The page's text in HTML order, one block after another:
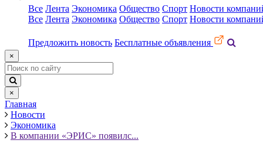
Все Лента Экономика Общество Спорт Новости
Все Лента Экономика Общество Спорт Новости
Предложить новость Бесплатные объявления
×
×
Главная
Новости
Экономика
В компании «ЭРИС» появилс...